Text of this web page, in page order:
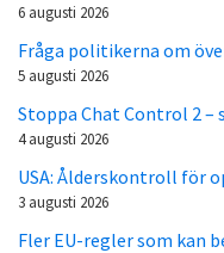
6 augusti 2026
Fråga politikerna om
5 augusti 2026
Stoppa Chat Control 2 –
4 augusti 2026
USA: Ålderskontroll för
3 augusti 2026
Fler EU-regler som kan